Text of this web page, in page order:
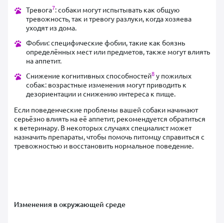
Тревога7: собаки могут испытывать как общую
тревожность, так и тревогу разлуки, когда хозяева
уходят из дома.
Фобии: специфические фобии, такие как боязнь
определённых мест или предметов, также могут влиять
на аппетит.
Снижение когнитивных способностей8у пожилых
собак: возрастные изменения могут приводить к
дезориентации и снижению интереса к пище.
Если поведенческие проблемы вашей собаки начинают
серьёзно влиять на её аппетит, рекомендуется обратиться
к ветеринару. В некоторых случаях специалист может
назначить препараты, чтобы помочь питомцу справиться с
тревожностью и восстановить нормальное поведение.
Изменения в окружающей среде